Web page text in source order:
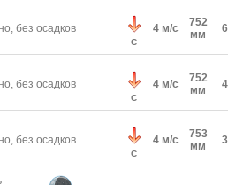
без осадков
С
4 м/с
752
мм
без осадков
С
4 м/с
752
мм
без осадков
С
4 м/с
753
мм